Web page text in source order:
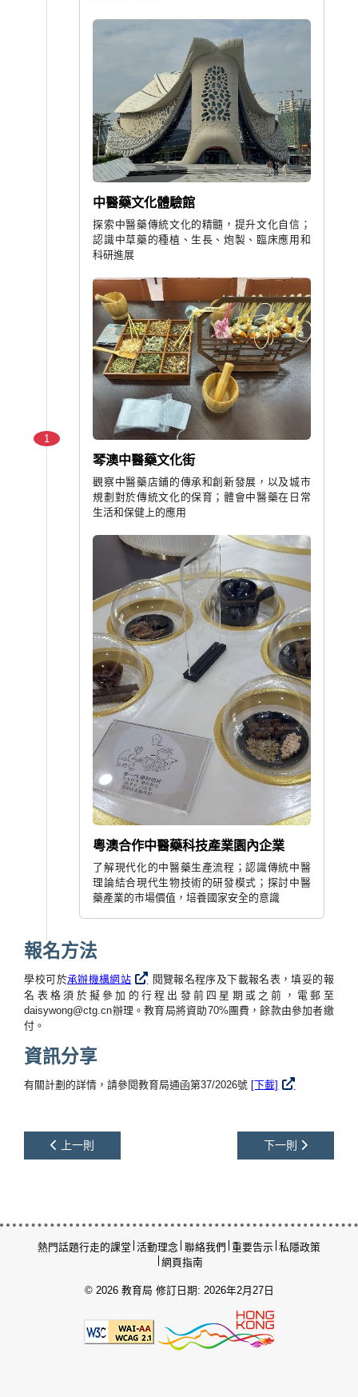
1
中醫藥文化體驗館
探索中醫藥傳統文化的精髓，提升文化自信；
認識中草藥的種植、生長、炮製、臨床應用和
科研進展
琴澳中醫藥文化街
觀察中醫藥店鋪的傳承和創新發展，以及城市
規劃對於傳統文化的保育；體會中醫藥在日常
生活和保健上的應用
粵澳合作中醫藥科技產業園內企業
了解現代化的中醫藥生產流程；認識傳統中醫
理論結合現代生物技術的研發模式；探討中醫
藥產業的市場價值，培養國家安全的意識
報名方法
學校可於承辦機構網站
閱覽報名程序及下載報名表，填妥的報
名表格須於擬參加的行程出發前四星期或之前，電郵至
daisywong@ctg.cn辦理。教育局將資助70%團費，餘款由參加者繳
付。
資訊分享
有關計劃的詳情，請參閱教育局通函第37/2026號 [下載]
上一則 下一則
熱門話題行走的課堂 活動理念 聯絡我們 重要告示 私隱政策
網頁指南
© 2026 教育局 修訂日期: 2026年2月27日